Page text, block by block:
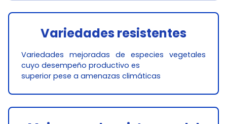
Variedades resistentes
Variedades mejoradas de especies vegetales
cuyo desempeño productivo es
superior pese a amenazas climáticas